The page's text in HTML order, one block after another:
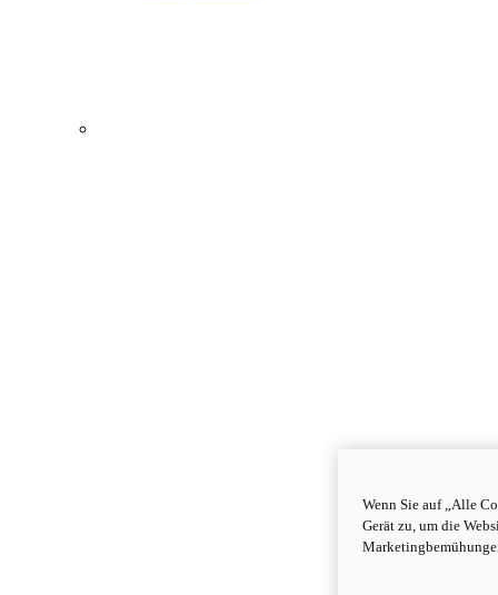
Wenn Sie auf „Alle
Gerät zu, um die